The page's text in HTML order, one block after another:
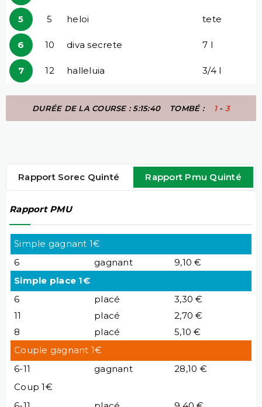
5 5 heloi tete
6 10 diva secrete 7 l
7 12 halleluia 3/4 l
DURÉE DE LA COURSE : 5:15:40 TOMBÉ : 1- 3
Rapport Sorec Quinté Rapport Pmu Quinté
Rapport PMU
Simple gagnant 1€
6
gagnant
9,10 €
Simple place 1€
6
placé
3,30 €
11
placé
2,70 €
8
placé
5,10 €
Couple gagnant 1€
6-11
gagnant
28,10 €
Coup 1€